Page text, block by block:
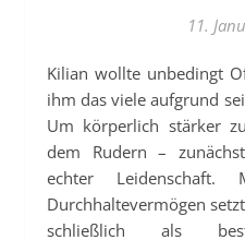
11.
Kilian wollte unbedingt Ofenbauer werden, obwohl
ihm das viele aufgrund
Um körperlich stärker
dem Rudern –
echter
Durchhaltevermögen
schließlich als